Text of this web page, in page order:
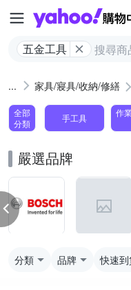
五金工具
家具/寢具/收納/修繕
全部
分類
手工具
作
嚴選品牌
分類 品牌 快速